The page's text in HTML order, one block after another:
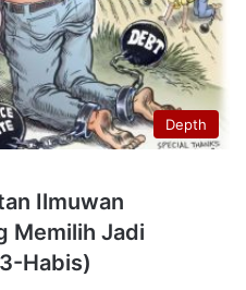
Depth
Ilmuwan
Memilih Jadi
Habis)